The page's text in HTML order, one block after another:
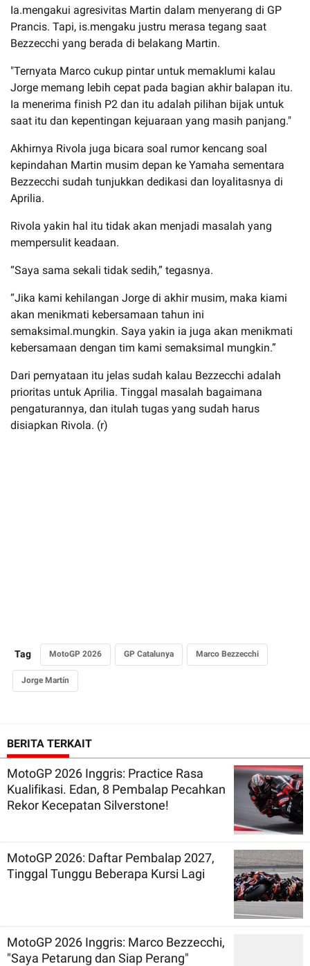
Ia.mengakui agresivitas Martin dalam menyerang di GP
Prancis. Tapi, is.mengaku justru merasa tegang saat
Bezzecchi yang berada di belakang Martin.
"Ternyata Marco cukup pintar untuk memaklumi kalau
Jorge memang lebih cepat pada bagian akhir balapan itu.
Ia menerima finish P2 dan itu adalah pilihan bijak untuk
saat itu dan kepentingan kejuaraan yang masih panjang."
Akhirnya Rivola juga bicara soal rumor kencang soal
kepindahan Martin musim depan ke Yamaha sementara
Bezzecchi sudah tunjukkan dedikasi dan loyalitasnya di
Aprilia.
Rivola yakin hal itu tidak akan menjadi masalah yang
mempersulit keadaan.
“Saya sama sekali tidak sedih,” tegasnya.
“Jika kami kehilangan Jorge di akhir musim, maka kiami
akan menikmati kebersamaan tahun ini
semaksimal.mungkin. Saya yakin ia juga akan menikmati
kebersamaan dengan tim kami semaksimal mungkin.”
Dari pernyataan itu jelas sudah kalau Bezzecchi adalah
prioritas untuk Aprilia. Tinggal masalah bagaimana
pengaturannya, dan itulah tugas yang sudah harus
disiapkan Rivola. (r)
Tag MotoGP 2026 GP Catalunya Marco Bezzecchi
Jorge Martín
BERITA TERKAIT
MotoGP 2026 Inggris: Practice Rasa
Kualifikasi. Edan, 8 Pembalap Pecahkan
Rekor Kecepatan Silverstone!
MotoGP 2026: Daftar Pembalap 2027,
Tinggal Tunggu Beberapa Kursi Lagi
MotoGP 2026 Inggris: Marco Bezzecchi,
"Saya Petarung dan Siap Perang"